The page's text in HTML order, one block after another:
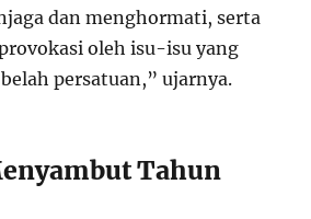
dan menghormati, serta
oleh isu-isu yang
persatuan,” ujarnya.
Tahun